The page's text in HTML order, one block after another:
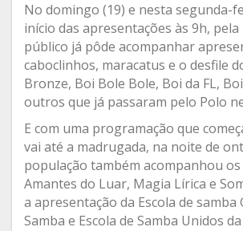
No domingo (19) e nesta segunda-
início das apresentações às 9h,
público já pôde acompanhar
caboclinhos, maracatus e o desfile
Bronze, Boi Bole Bole, Boi da FL,
outros que já passaram pelo Polo
E com uma programação que
vai até a madrugada, na noite de
população também acompanhou
Amantes do Luar, Magia Lírica e
a apresentação da Escola de samba
Samba e Escola de Samba Unidos